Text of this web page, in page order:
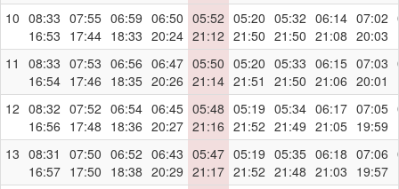
10 08:33
16:53
07:55
17:44
06:59
18:33
06:50
20:24
05:52
21:12
05:20
21:50
05:32
21:50
06:14
21:08
07:02
20:03
11
08:33
16:54
07:53
17:46
06:56
18:35
06:47
20:26
05:50
21:14
05:20
21:51
05:33
21:50
06:15
21:06
07:03
20:01
12 08:32
16:56
07:52
17:48
06:54
18:36
06:45
20:27
05:48
21:16
05:19
21:52
05:34
21:49
06:17
21:05
07:05
19:59
13 08:31
16:57
07:50
17:50
06:52
18:38
06:43
20:29
05:47
21:17
05:19
21:52
05:35
21:48
06:18
21:03
07:06
19:57